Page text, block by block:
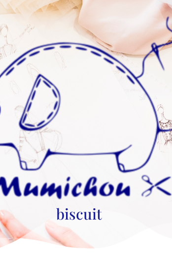
biscuit